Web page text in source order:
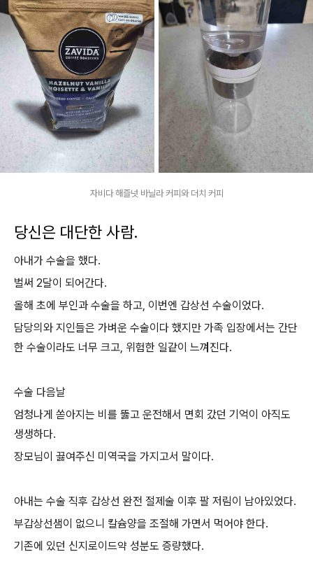
자비다 해즐넛 바닐라 커피와 더치 커피
당신은 대단한 사람.
아내가 수술을 했다.
벌써 2달이 되어간다.
올해 초에 부인과 수술을 하고, 이번엔 갑상선 수술이었다.
담당의와 지인들은 가벼운 수술이다 했지만 가족 입장에서는 간단
한 수술이라도 너무 크고, 위험한 일같이 느껴진다.
수술 다음날
엄청나게 쏟아지는 비를 뚫고 운전해서 면회 갔던 기억이 아직도
생생하다.
장모님이 끓여주신 미역국을 가지고서 말이다.
아내는 수술 직후 갑상선 완전 절제술 이후 팔 저림이 남아있었다.
부갑상선샘이 없으니 칼슘양을 조절해 가면서 먹어야 한다.
기존에 있던 신지로이드약 성분도 증량했다.